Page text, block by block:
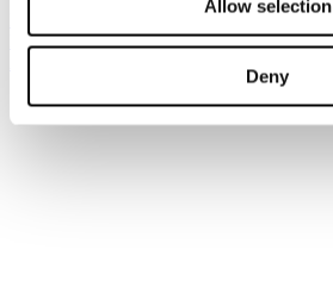
Allow selection
Deny
Risparmia con le nostre convenzioni